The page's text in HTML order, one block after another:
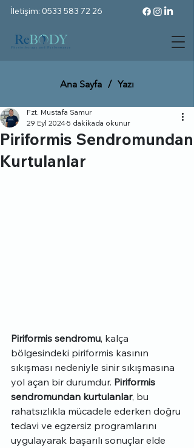
İletişim: 0533 583 72 26
Ana Sayfa / Yazı
Piriformis Sendromundan
Kurtulanlar
Fzt. Mustafa Samur
29 Eyl 20245 dakikada okunur
Piriformis sendromu, kalça
bölgesindeki piriformis kasının
sıkışması nedeniyle sinir sıkışmasına
yol açan bir durumdur. Piriformis
sendromundan kurtulanlar, bu
rahatsızlıkla mücadele ederken doğru
tedavi ve egzersiz programlarını
uygulayarak başarılı sonuçlar elde